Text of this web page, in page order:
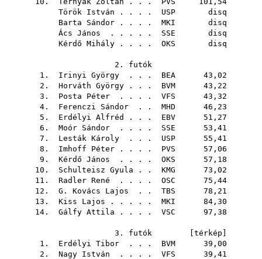
Török István . . . . USP disq
Barta Sándor . . . . MKI disq
Ács János . . . . . SSE disq
Kérdő Mihály . . . . OKS disq
2. futók
1. Irinyi György . . . BEA 43,02
2. Horváth György . . . BVM 43,22
3. Posta Péter . . . . VFS 43,32
4. Ferenczi Sándor . . MHD 46,23
5. Erdélyi Alfréd . . . EBV 51,27
6. Moór Sándor . . . . SSE 53,41
7. Lesták Károly . . . USP 55,41
8. Imhoff Péter . . . . PVS 57,06
9. Kérdő János . . . . OKS 57,18
10. Schulteisz Gyula . . KMG 73,02
11. Radler René . . . . OSC 75,44
12. G. Kovács Lajos . . TBS 78,21
13. Kiss Lajos . . . . . MKI 84,30
14. Gálfy Attila . . . . VSC 97,38
3. futók [ térkép
1. Erdélyi Tibor . . . BVM 39,00
2. Nagy István . . . . VFS 39,41